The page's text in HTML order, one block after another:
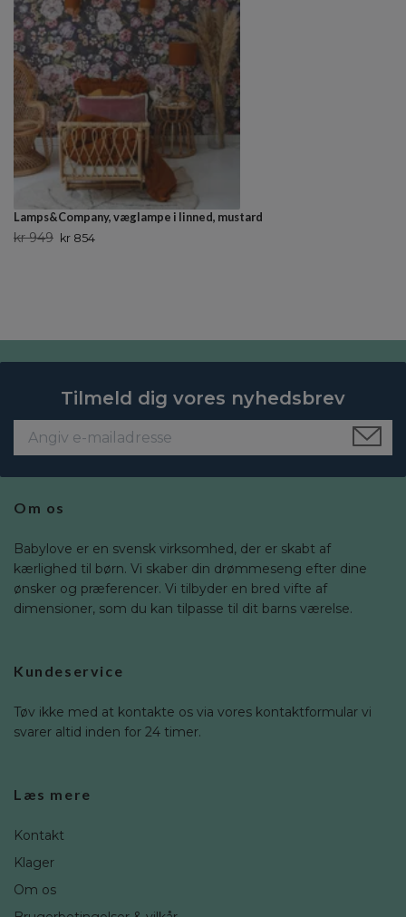
Lamps&Company, væglampe i linned, mustard
kr 949 kr 854
Tilmeld dig vores nyhedsbrev
Om os
Babylove er en svensk virksomhed, der er skabt af
kærlighed til børn. Vi skaber din drømmeseng efter dine
ønsker og præferencer. Vi tilbyder en bred vifte af
dimensioner, som du kan tilpasse til dit barns værelse.
Kundeservice
Tøv ikke med at kontakte os via vores kontaktformular vi
svarer altid inden for 24 timer.
Læs mere
Kontakt
Klager
Om os